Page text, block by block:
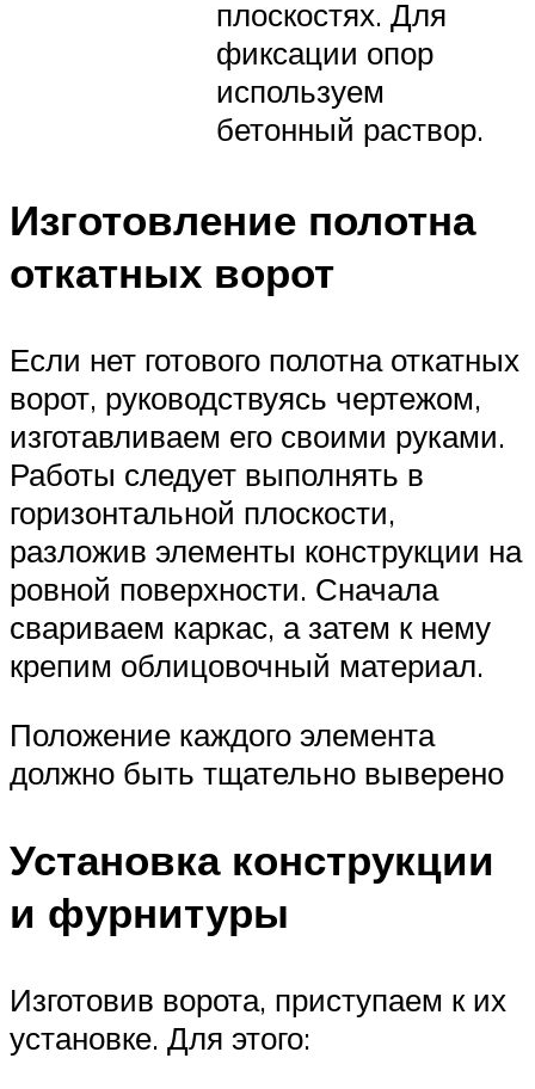
плоскостях. Для
фиксации опор
используем
бетонный раствор.
Изготовление полотна
откатных ворот
Если нет готового полотна откатных
ворот, руководствуясь чертежом,
изготавливаем его своими руками.
Работы следует выполнять в
горизонтальной плоскости,
разложив элементы конструкции на
ровной поверхности. Сначала
свариваем каркас, а затем к нему
крепим облицовочный материал.
Положение каждого элемента
должно быть тщательно выверено
Установка конструкции
и фурнитуры
Изготовив ворота, приступаем к их
установке. Для этого: